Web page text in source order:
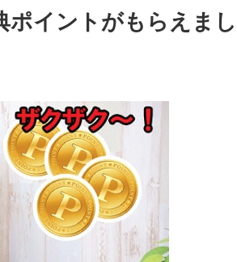
ポイントがもらえまし